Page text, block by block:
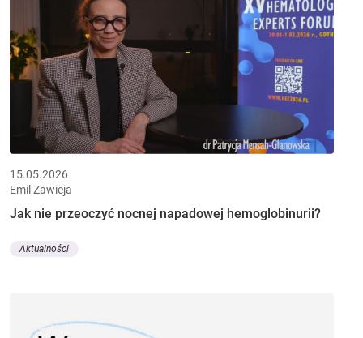
15.05.2026
Emil Zawieja
Jak nie przeoczyć nocnej napadowej hemoglobinurii?
Aktualności